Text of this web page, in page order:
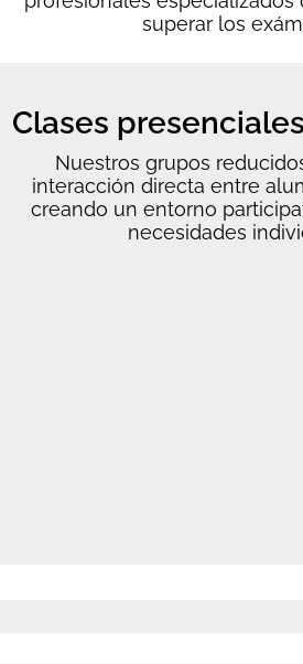
superar los
Clases
Nuestros grupos
interacción directa entre
creando un entorno
necesidades